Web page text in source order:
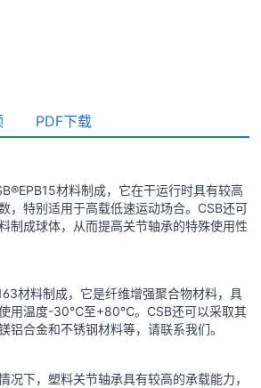
PDF下载
材料制成，它在干运行时具有较高
，特别适用于高载低速运动场合。CSB还可
制成球体，从而提高关节轴承的特殊使用性
材料制成，它是纤维增强聚合物材料，具
用温度-30℃至+80℃。CSB还可以采取其
铝合金和不锈钢材料等，请联系我们。
况下，塑料关节轴承具有较高的承载能力，